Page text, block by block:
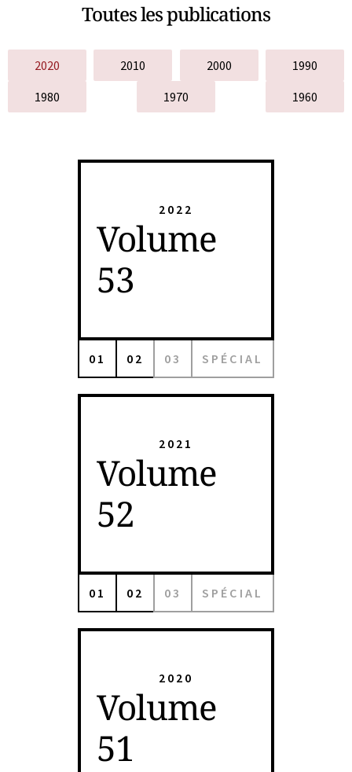
Toutes les publications
2020 2010 2000
1990
1980
1970 1960
2022
Volume
53
01 02 03 SPÉCIAL
2021
Volume
52
01 02 03 SPÉCIAL
2020
Volume
51